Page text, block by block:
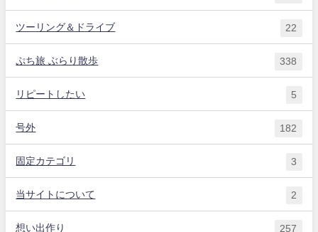
ツーリング＆ドライブ 22
ぷち旅 ぶらり散歩 338
リピートしたい 5
号外 182
固定カテゴリ 3
当サイトについて 2
想い出作り 257